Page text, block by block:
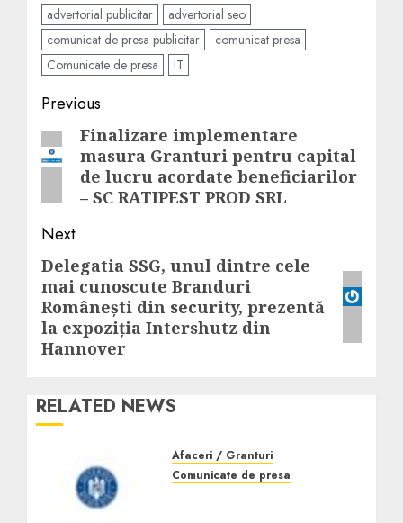
advertorial publicitar
advertorial seo
comunicat de presa publicitar
comunicat presa
Comunicate de presa
IT
Post
navigation
Previous
Previous
post:
Finalizare implementare
masura Granturi pentru capital
de lucru acordate beneficiarilor
– SC RATIPEST PROD SRL
Next
Next
post:
Delegatia SSG, unul dintre cele
mai cunoscute Branduri
Românești din security, prezentă
la expoziția Intershutz din
Hannover
RELATED NEWS
Afaceri / Granturi
Comunicate de presa